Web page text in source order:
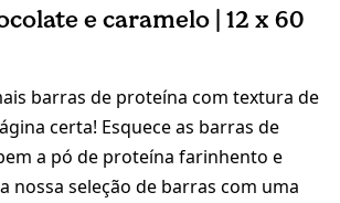
e caramelo | 12 x 60
barras de proteína com textura de
certa! Esquece as barras de
a pó de proteína farinhento e
nossa seleção de barras com uma